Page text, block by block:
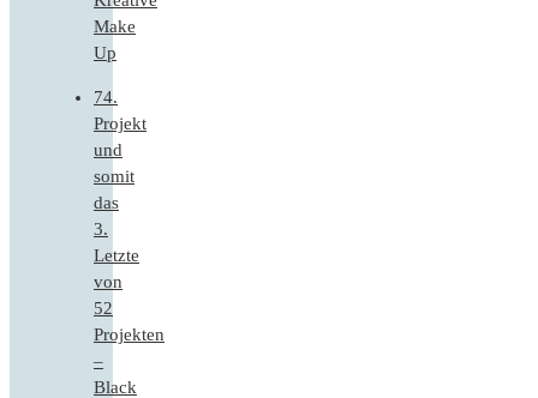
Make
Up
74.
Projekt
und
somit
das
3.
Letzte
von
52
Projekten
–
Black